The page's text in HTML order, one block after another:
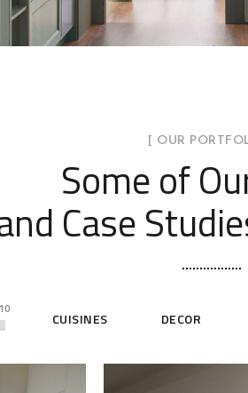
[ OUR
Some of
Case
10
CUISINES DECOR